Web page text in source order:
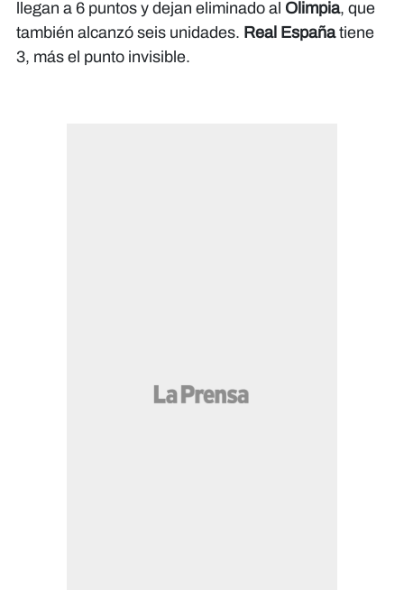
llegan a 6 puntos y dejan eliminado al Olimpia, que
también alcanzó seis unidades. Real Españatiene
3, más el punto invisible.